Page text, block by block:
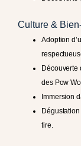
Culture &
Adoption
Découverte
des Pow
Immersion
tire.